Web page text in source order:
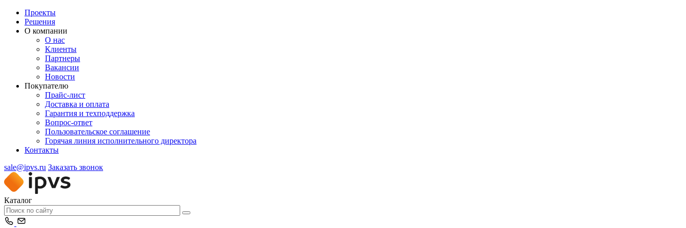
Проекты
Решения
О компании
О нас
Клиенты
Партнеры
Вакансии
Новости
Покупателю
Прайс-лист
Доставка и оплата
Гарантия и техподдержка
Вопрос-ответ
Пользовательское соглашение
Горячая линия исполнительного директора
Контакты
sale@ipvs.ru Заказать звонок
Каталог